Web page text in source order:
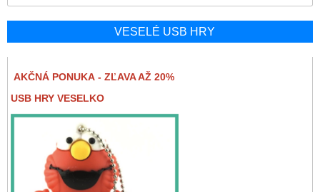
VESELÉ USB HRY
AKČNÁ PONUKA - ZĽAVA AŽ 20%
USB HRY VESELKO